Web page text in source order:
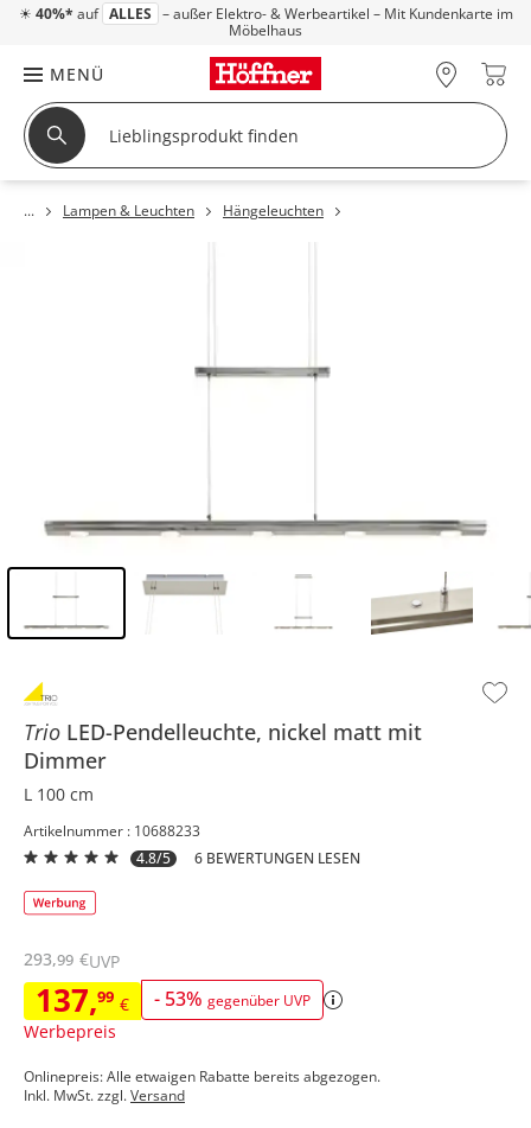
☀ 40%* auf ALLES – außer Elektro- & Werbeartikel – Mit Kundenkarte im
Möbelhaus
MENÜ
Lampen & Leuchten Hängeleuchten
Trio LED-Pendelleuchte, nickel matt mit
Dimmer
L 100 cm
Artikelnummer : 10688233
4.8/5
6 BEWERTUNGEN LESEN
137,99 € - 53% gegenüber UVP
Werbepreis
293,99 €UVP
Onlinepreis: Alle etwaigen Rabatte bereits abgezogen.
Inkl. MwSt. zzgl.Versand